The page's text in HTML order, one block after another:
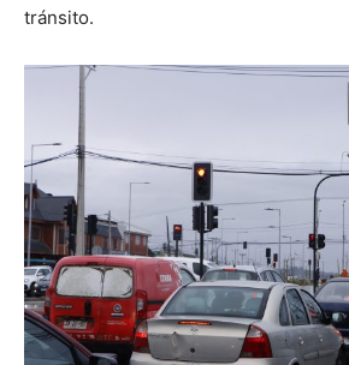
tránsito.